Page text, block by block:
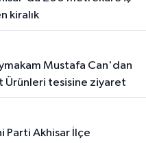
kiralık
Ürünleri tesisine ziyaret